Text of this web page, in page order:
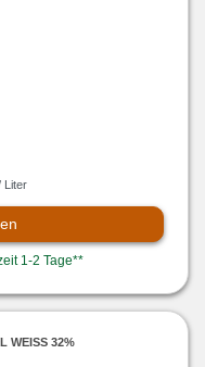
Liter
1-2 Tage**
32%